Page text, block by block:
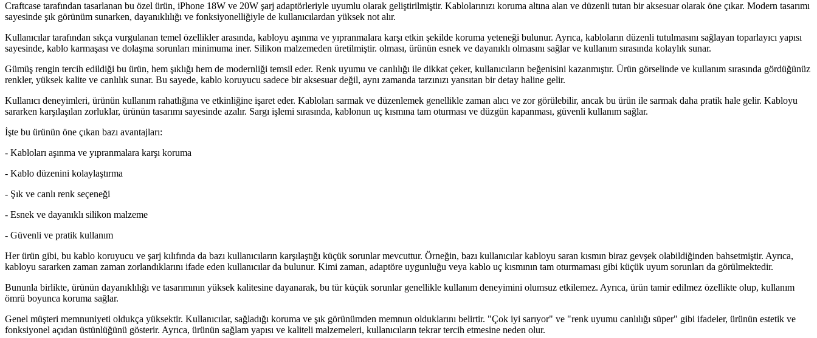
Craftcase tarafından tasarlanan bu özel ürün, iPhone 18W ve 20W şarj adaptörleriyle uyumlu olarak geliştirilmiştir. Kablolarınızı koruma altına alan ve düzenli tutan bir aksesuar olarak öne çıkar. Modern tasarımı
sayesinde şık görünüm sunarken, dayanıklılığı ve fonksiyonelliğiyle de kullanıcılardan yüksek not alır.
Kullanıcılar tarafından sıkça vurgulanan temel özellikler arasında, kabloyu aşınma ve yıpranmalara karşı etkin şekilde koruma yeteneği bulunur. Ayrıca, kabloların düzenli tutulmasını sağlayan toparlayıcı yapısı
sayesinde, kablo karmaşası ve dolaşma sorunları minimuma iner. Silikon malzemeden üretilmiştir. olması, ürünün esnek ve dayanıklı olmasını sağlar ve kullanım sırasında kolaylık sunar.
Gümüş rengin tercih edildiği bu ürün, hem şıklığı hem de modernliği temsil eder. Renk uyumu ve canlılığı ile dikkat çeker, kullanıcıların beğenisini kazanmıştır. Ürün görselinde ve kullanım sırasında gördüğünüz
renkler, yüksek kalite ve canlılık sunar. Bu sayede, kablo koruyucu sadece bir aksesuar değil, aynı zamanda tarzınızı yansıtan bir detay haline gelir.
Kullanıcı deneyimleri, ürünün kullanım rahatlığına ve etkinliğine işaret eder. Kabloları sarmak ve düzenlemek genellikle zaman alıcı ve zor görülebilir, ancak bu ürün ile sarmak daha pratik hale gelir. Kabloyu
sararken karşılaşılan zorluklar, ürünün tasarımı sayesinde azalır. Sargı işlemi sırasında, kablonun uç kısmına tam oturması ve düzgün kapanması, güvenli kullanım sağlar.
İşte bu ürünün öne çıkan bazı avantajları:
- Kabloları aşınma ve yıpranmalara karşı koruma
- Kablo düzenini kolaylaştırma
- Şık ve canlı renk seçeneği
- Esnek ve dayanıklı silikon malzeme
- Güvenli ve pratik kullanım
Her ürün gibi, bu kablo koruyucu ve şarj kılıfında da bazı kullanıcıların karşılaştığı küçük sorunlar mevcuttur. Örneğin, bazı kullanıcılar kabloyu saran kısmın biraz gevşek olabildiğinden bahsetmiştir. Ayrıca,
kabloyu sararken zaman zaman zorlandıklarını ifade eden kullanıcılar da bulunur. Kimi zaman, adaptöre uygunluğu veya kablo uç kısmının tam oturmaması gibi küçük uyum sorunları da görülmektedir.
Bununla birlikte, ürünün dayanıklılığı ve tasarımının yüksek kalitesine dayanarak, bu tür küçük sorunlar genellikle kullanım deneyimini olumsuz etkilemez. Ayrıca, ürün tamir edilmez özellikte olup, kullanım
ömrü boyunca koruma sağlar.
Genel müşteri memnuniyeti oldukça yüksektir. Kullanıcılar, sağladığı koruma ve şık görünümden memnun olduklarını belirtir. "Çok iyi sarıyor" ve "renk uyumu canlılığı süper" gibi ifadeler, ürünün estetik ve
fonksiyonel açıdan üstünlüğünü gösterir. Ayrıca, ürünün sağlam yapısı ve kaliteli malzemeleri, kullanıcıların tekrar tercih etmesine neden olur.